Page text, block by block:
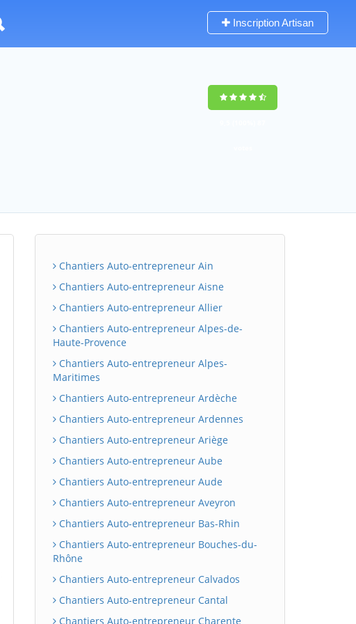
Inscription Artisan
Chantiers Auto-entrepreneur Ain
Chantiers Auto-entrepreneur Aisne
Chantiers Auto-entrepreneur Allier
Chantiers Auto-entrepreneur Alpes-de-
Haute-Provence
Chantiers Auto-entrepreneur Alpes-
Maritimes
Chantiers Auto-entrepreneur Ardèche
Chantiers Auto-entrepreneur Ardennes
Chantiers Auto-entrepreneur Ariège
Chantiers Auto-entrepreneur Aube
Chantiers Auto-entrepreneur Aude
Chantiers Auto-entrepreneur Aveyron
Chantiers Auto-entrepreneur Bas-Rhin
Chantiers Auto-entrepreneur Bouches-du-
Rhône
Chantiers Auto-entrepreneur Calvados
Chantiers Auto-entrepreneur Cantal
Chantiers Auto-entrepreneur Charente